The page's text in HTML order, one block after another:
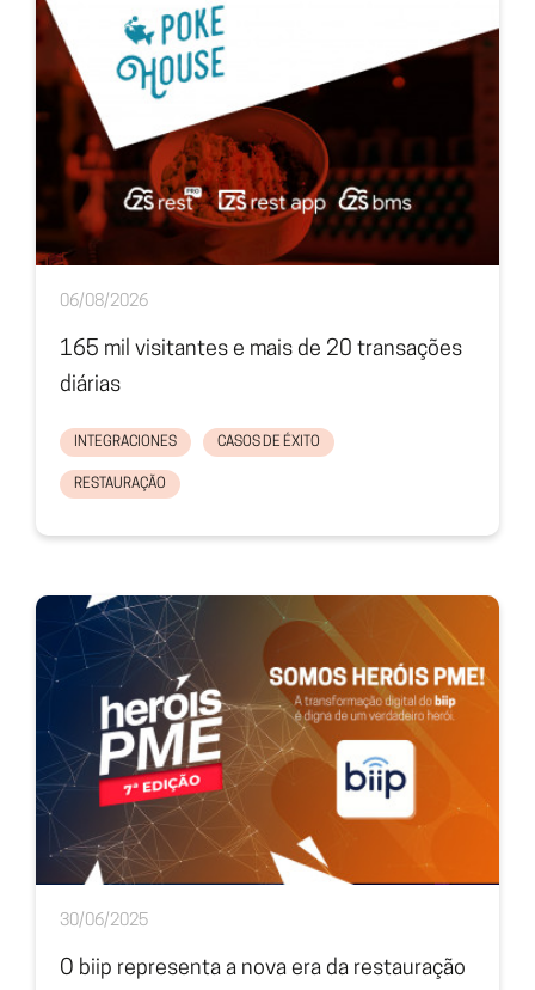
06/08/2026
165 mil visitantes e mais de 20 transações
diárias
INTEGRACIONES CASOS DE ÉXITO
RESTAURAÇÃO
30/06/2025
O biip representa a nova era da restauração